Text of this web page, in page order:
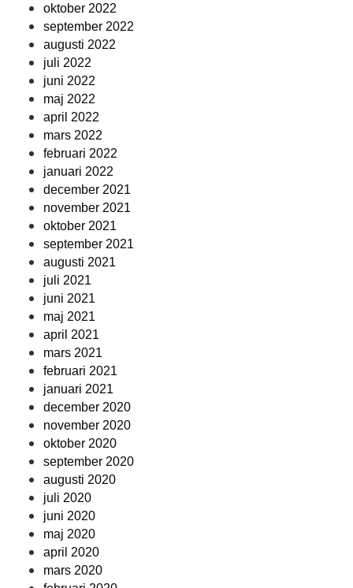
oktober 2022
september 2022
augusti 2022
juli 2022
juni 2022
maj 2022
april 2022
mars 2022
februari 2022
januari 2022
december 2021
november 2021
oktober 2021
september 2021
augusti 2021
juli 2021
juni 2021
maj 2021
april 2021
mars 2021
februari 2021
januari 2021
december 2020
november 2020
oktober 2020
september 2020
augusti 2020
juli 2020
juni 2020
maj 2020
april 2020
mars 2020